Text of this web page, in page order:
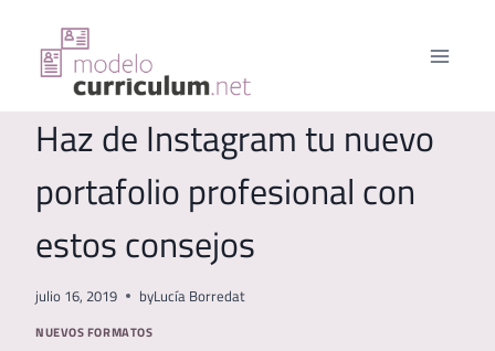
contenido
Haz de Instagram tu nuevo
portafolio profesional con
estos consejos
julio 16, 2019 byLucía Borredat
NUEVOS FORMATOS